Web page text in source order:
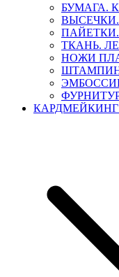
БУМАГА.
ТКАНЬ.
НОЖИ
ФУРНИТУРА
КАРДМЕЙКИНГ